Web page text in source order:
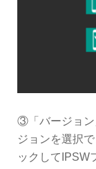
③「バージョン
ジョンを選択
ックしてIPSW